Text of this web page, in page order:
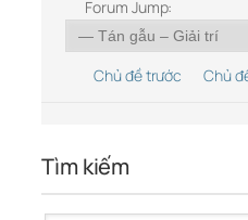
Forum Jump:
Chủ đề trước Chủ
Tìm kiếm